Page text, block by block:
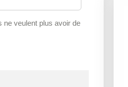
ne veulent plus avoir de